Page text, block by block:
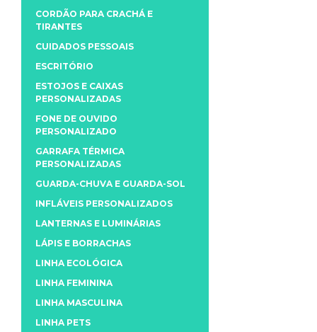
CORDÃO PARA CRACHÁ E
TIRANTES
CUIDADOS PESSOAIS
ESCRITÓRIO
ESTOJOS E CAIXAS
PERSONALIZADAS
FONE DE OUVIDO
PERSONALIZADO
GARRAFA TÉRMICA
PERSONALIZADAS
GUARDA-CHUVA E GUARDA-SOL
INFLÁVEIS PERSONALIZADOS
LANTERNAS E LUMINÁRIAS
LÁPIS E BORRACHAS
LINHA ECOLÓGICA
LINHA FEMININA
LINHA MASCULINA
LINHA PETS